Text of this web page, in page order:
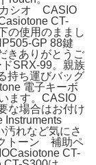
シオ CASIO
CT-
の使用のままし
GP 88鍵
きありがとうご
SRX-99。親族
持ち運びバッグ
電子キーボ
ます。CASIO
な場合はお付け
Instruments
汚れなど気にさ
トーン 補助ペ
CT-